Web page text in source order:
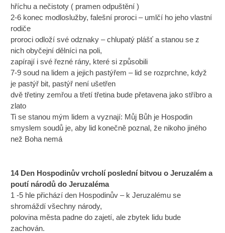
hříchu a nečistoty ( pramen odpuštění )
2-6 konec modloslužby, falešní proroci – umlčí ho jeho vlastní
rodiče
proroci odloží své odznaky – chlupatý plášť a stanou se z
nich obyčejní dělníci na poli,
zapírají i své řezné rány, které si způsobili
7-9 soud na lidem a jejich pastýřem – lid se rozprchne, když
je pastýř bit, pastýř není ušetřen
dvě třetiny zemřou a třetí třetina bude přetavena jako stříbro a
zlato
Ti se stanou mým lidem a vyznají: Můj Bůh je Hospodin
smyslem soudů je, aby lid konečně poznal, že nikoho jiného
než Boha nemá
14 Den Hospodinův vrcholí poslední bitvou o Jeruzalém a
poutí národů do Jeruzaléma
1 -5 hle přichází den Hospodinův – k Jeruzalému se
shromáždí všechny národy,
polovina města padne do zajetí, ale zbytek lidu bude
zachován.